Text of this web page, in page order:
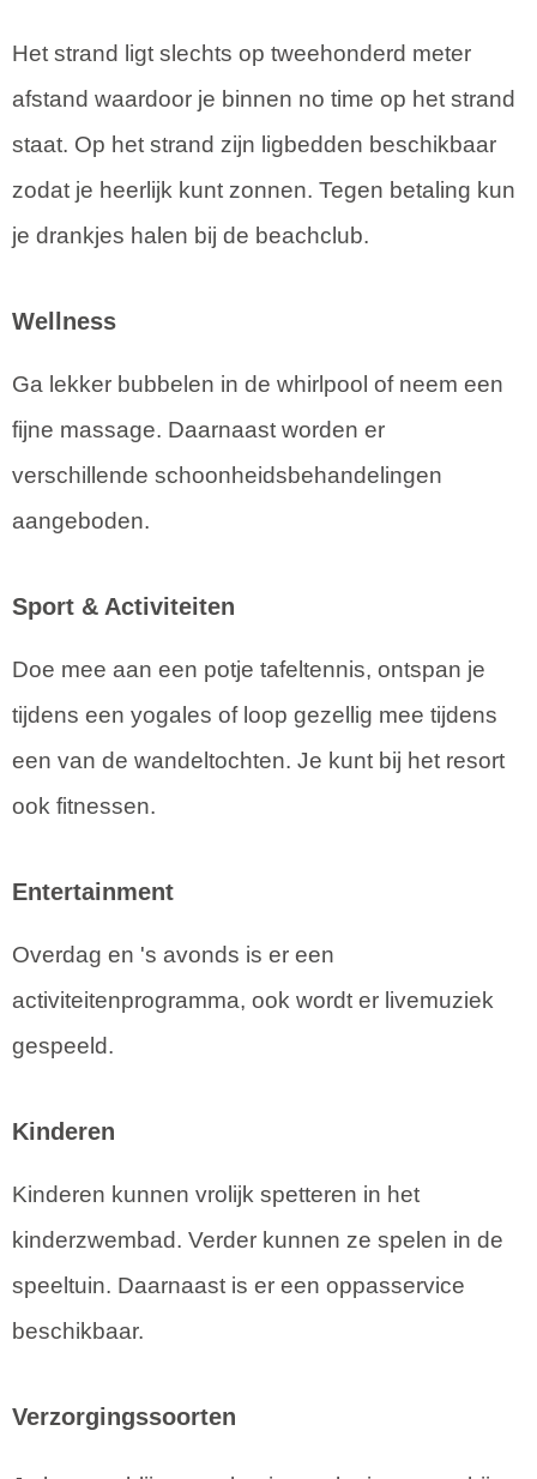
Het strand ligt slechts op tweehonderd meter
afstand waardoor je binnen no time op het strand
staat. Op het strand zijn ligbedden beschikbaar
zodat je heerlijk kunt zonnen. Tegen betaling kun
je drankjes halen bij de beachclub.
Wellness
Ga lekker bubbelen in de whirlpool of neem een
fijne massage. Daarnaast worden er
verschillende schoonheidsbehandelingen
aangeboden.
Sport & Activiteiten
Doe mee aan een potje tafeltennis, ontspan je
tijdens een yogales of loop gezellig mee tijdens
een van de wandeltochten. Je kunt bij het resort
ook fitnessen.
Entertainment
Overdag en 's avonds is er een
activiteitenprogramma, ook wordt er livemuziek
gespeeld.
Kinderen
Kinderen kunnen vrolijk spetteren in het
kinderzwembad. Verder kunnen ze spelen in de
speeltuin. Daarnaast is er een oppasservice
beschikbaar.
Verzorgingssoorten